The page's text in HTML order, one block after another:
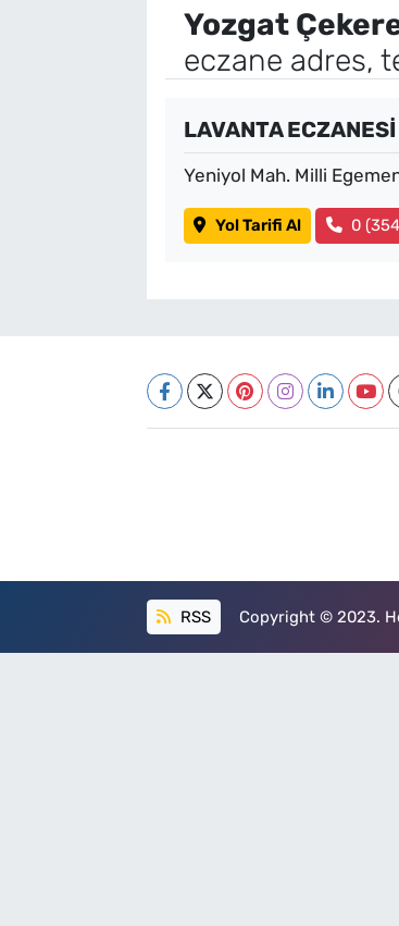
Yozgat
eczane adres,
LAVANTA ECZANESİ
Yeniyol Mah. Milli
Yol Tarifi Al 0
RSS Copyright © 2023.